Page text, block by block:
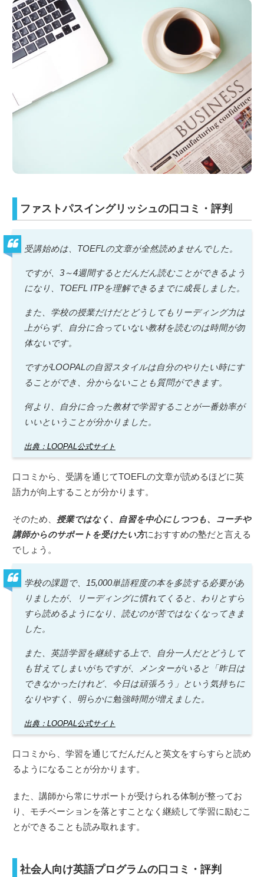
ファストパスイングリッシュの口コミ・評判
受講始めは、TOEFLの文章が全然読めませんでした。
ですが、3～4週間するとだんだん読むことができるよう
になり、TOEFL ITPを理解できるまでに成長しました。
また、学校の授業だけだとどうしてもリーディング力は
上がらず、自分に合っていない教材を読むのは時間が勿
体ないです。
ですがLOOPALの自習スタイルは自分のやりたい時にす
ることができ、分からないことも質問ができます。
何より、自分に合った教材で学習することが一番効率が
いいということが分かりました。
出典：LOOPAL公式サイト
口コミから、受講を通じてTOEFLの文章が読めるほどに英
語力が向上することが分かります。
そのため、 授業ではなく、自習を中心にしつつも、コーチや
講師からのサポートを受けたい方におすすめの塾だと言える
でしょう。
学校の課題で、15,000単語程度の本を多読する必要があ
りましたが、リーディングに慣れてくると、わりとすら
すら読めるようになり、読むのが苦ではなくなってきま
した。
また、英語学習を継続する上で、自分一人だとどうして
も甘えてしまいがちですが、メンターがいると「昨日は
できなかったけれど、今日は頑張ろう」という気持ちに
なりやすく、明らかに勉強時間が増えました。
出典：LOOPAL公式サイト
口コミから、学習を通じてだんだんと英文をすらすらと読め
るようになることが分かります。
また、講師から常にサポートが受けられる体制が整ってお
り、モチベーションを落とすことなく継続して学習に励むこ
とができることも読み取れます。
社会人向け英語プログラムの口コミ・評判